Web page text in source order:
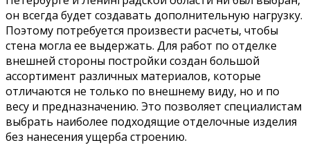
он всегда будет создавать дополнительную нагрузку.
Поэтому потребуется произвести расчеты, чтобы
стена могла ее выдержать. Для работ по отделке
внешней стороны постройки создан большой
ассортимент различных материалов, которые
отличаются не только по внешнему виду, но и по
весу и предназначению. Это позволяет специалистам
выбрать наиболее подходящие отделочные изделия
без нанесения ущерба строению.